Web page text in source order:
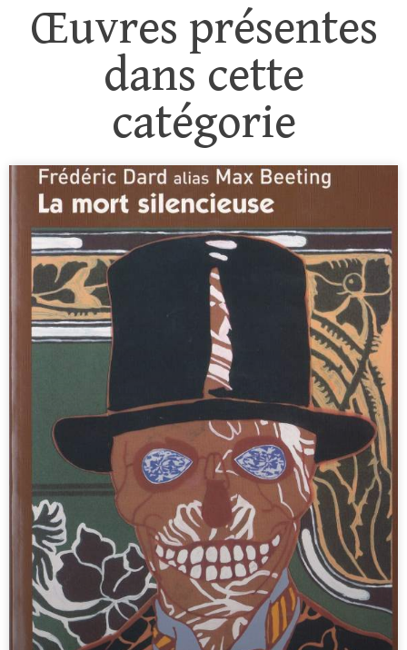
Œuvres présentes
dans cette
catégorie